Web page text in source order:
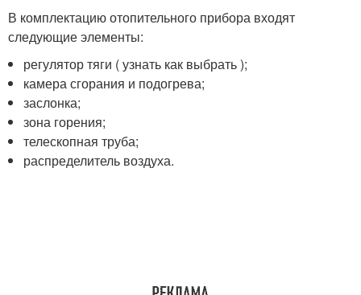
В комплектацию отопительного прибора входят
следующие элементы:
регулятор тяги ( узнать как выбрать );
камера сгорания и подогрева;
заслонка;
зона горения;
телескопная труба;
распределитель воздуха.